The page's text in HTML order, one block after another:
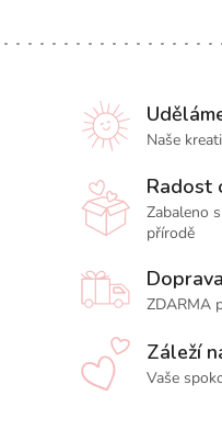
Naše
Radost
Zabaleno
přírodě
ZDARMA
Záleží
Vaše